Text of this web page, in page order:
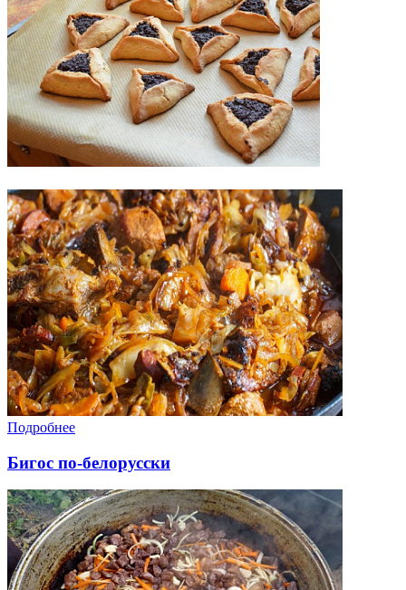
Подробнее
Бигос по-белорусски